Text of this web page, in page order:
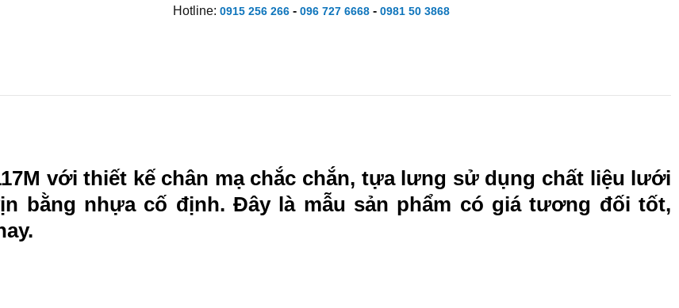
Hotline: 0915 256 266- 096 727 6668- 0981 50 3868
với thiết kế chân mạ chắc chắn, tựa lưng sử dụng chất liệu lưới
bằng nhựa cố định. Đây là mẫu sản phẩm có giá tương đối tốt,